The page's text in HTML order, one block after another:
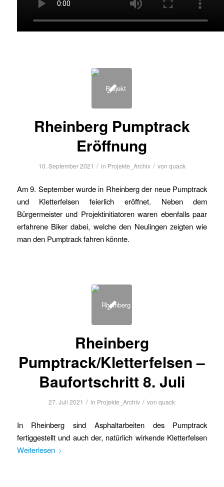
Rheinberg Pumptrack
Eröffnung
10. September 2021 / in Projekte_Archiv / von quack
Am 9. September wurde in Rheinberg der neue Pumptrack
und Kletterfelsen feierlich eröffnet. Neben dem
Bürgermeister und Projektinitiatoren waren ebenfalls paar
erfahrene Biker dabei, welche den Neulingen zeigten wie
man den Pumptrack fahren könnte.
Rheinberg
Pumptrack/Kletterfelsen –
Baufortschritt 8. Juli
27. Juli 2021 / in Projekte_Archiv / vonquack
In Rheinberg sind Asphaltarbeiten des Pumptrack
fertiggestellt und auch der, natürlich wirkende Kletterfelsen
Weiterlesen